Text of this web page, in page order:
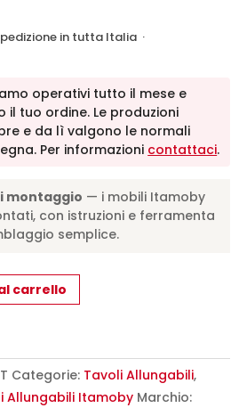
in tutta Italia ·
operativi tutto il mese e
il tuo ordine. Le produzioni
e da lì valgono le normali
Per informazioni contattaci.
montaggio — i mobili Itamoby
con istruzioni e ferramenta
semplice.
carrello
Categorie: Tavoli Allungabili,
Allungabili Itamoby Marchio: